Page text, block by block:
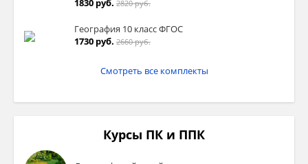
1830 руб. 2820 руб.
География 10 класс ФГОС
1730 руб. 2660 руб.
Смотреть все комплекты
Курсы ПК и ППК